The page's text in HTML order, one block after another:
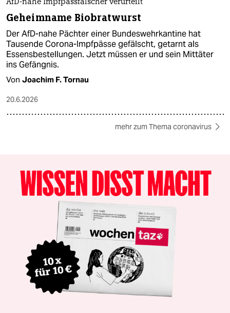
AfD-nahe Impfpassfälscher verurteilt
Geheimname Biobratwurst
Der AfD-nahe Pächter einer Bundeswehrkantine hat
Tausende Corona-Impfpässe gefälscht, getarnt als
Essensbestellungen. Jetzt müssen er und sein Mittäter
ins Gefängnis.
Von Joachim F. Tornau
20.6.2026
mehr zum Thema coronavirus